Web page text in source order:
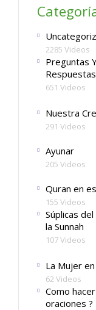
2285 Videos
Preguntas
Respuestas
651 Videos
Nuestra
291 Videos
Ayunar
205 Videos
Quran en
155 Videos
Súplicas
la Sunnah
107 Videos
La Mujer
62 Videos
Como
oraciones ?